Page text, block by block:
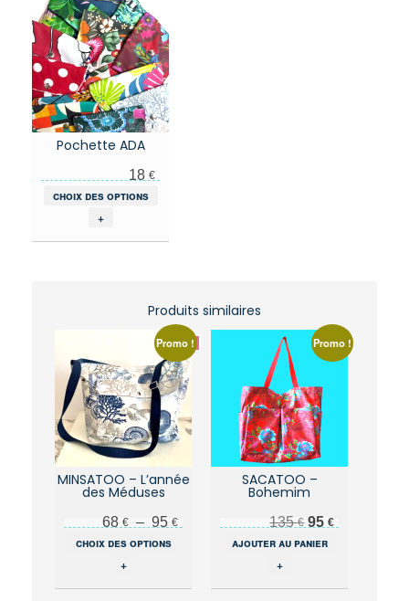
Pochette ADA
18 €
choix des options
plusieurs
peuvent
être
choisies
sur
la
page
du
produit
+
Produits similaires
Promo !
MINSATOO – L’année
des Méduses
68 € – 95 €Plage de prix : 68 € à 95 €
choix des options
plusieurs
+
Promo !
SACATOO –
Bohemim
135€ Le prix initial était : 135 €.
95€Le prix actuel est : 95 €.
ajouter au panier
+